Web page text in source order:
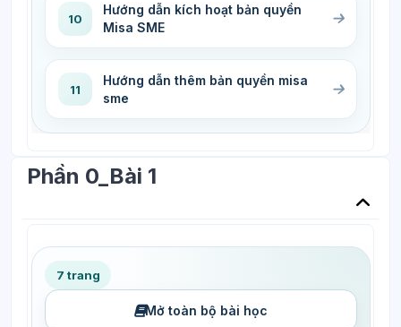
10
Hướng dẫn kích hoạt bản quyền
Misa SME
11
Hướng dẫn thêm bản quyền misa
sme
Phần 0_Bài 1
7 trang
Mở toàn bộ bài học